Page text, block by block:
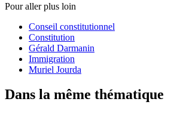
Pour aller plus loin
Conseil constitutionnel
Constitution
Gérald Darmanin
Immigration
Muriel Jourda
Dans la même thématique